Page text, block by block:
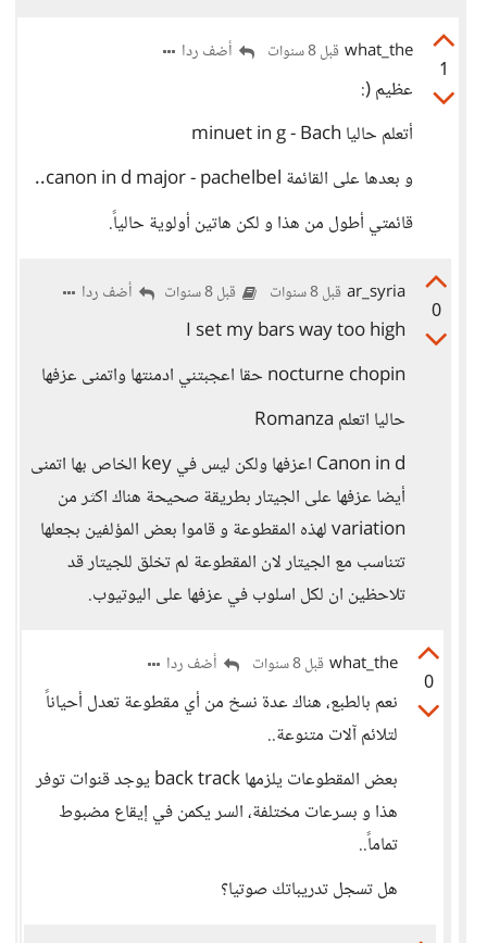
1
what_the قبل 8 سنوات أضف ردا
عظيم (:
أتعلم حاليا minuet in g - Bach
و بعدها على القائمة canon in d major - pachelbel..
قائمتي أطول من هذا و لكن هاتين أولوية حالياً.
0
ar_syria قبل 8 سنوات قبل 8 سنوات أضف ردا
I set my bars way too high
nocturne chopin حقا اعجبتني ادمنتها واتمنى عزفها
حاليا اتعلم Romanza
Canon in d اعزفها ولكن ليس في key الخاص بها اتمنى
أيضا عزفها على الجيتار بطريقة صحيحة هناك اكثر من
variation لهذه المقطوعة و قاموا بعض المؤلفين بجعلها
تتناسب مع الجيتار لان المقطوعة لم تخلق للجيتار قد
تلاحظين ان لكل اسلوب في عزفها على اليوتيوب.
0
what_the قبل 8 سنوات أضف ردا
نعم بالطبع، هناك عدة نسخ من أي مقطوعة تعدل أحياناً
لتلائم آلات متنوعة..
بعض المقطوعات يلزمها back track يوجد قنوات توفر
هذا و بسرعات مختلفة، السر يكمن في إيقاع مضبوط
تماماً..
هل تسجل تدريباتك صوتيا؟